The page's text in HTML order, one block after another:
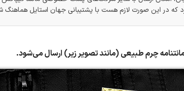
که در این صورت لازم هست با پشتیبانی جهان استایل هماهنگ
چرم طبیعی (مانند تصویر زیر) ارسال می‌شود.